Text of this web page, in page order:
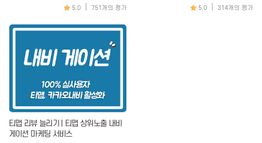
월보장
자동완성
카카오맵
TV채널
네이버TV
멜론
치지직
5.0 751개의 평가 5.0 314개의 평가
티맵 리뷰 늘리기 | 티맵 상위노출 내비
게이션 마케팅 서비스